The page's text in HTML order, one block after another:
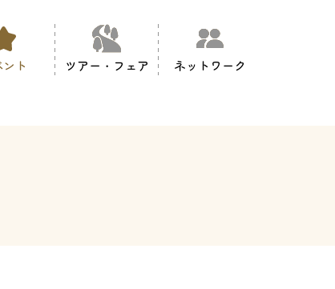
ト ツアー・フェア ネットワーク